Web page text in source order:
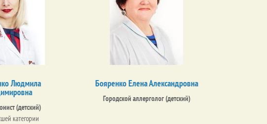
Людмила
(детский)
категории
Бояренко Елена Александровна
Городской аллерголог (детский)